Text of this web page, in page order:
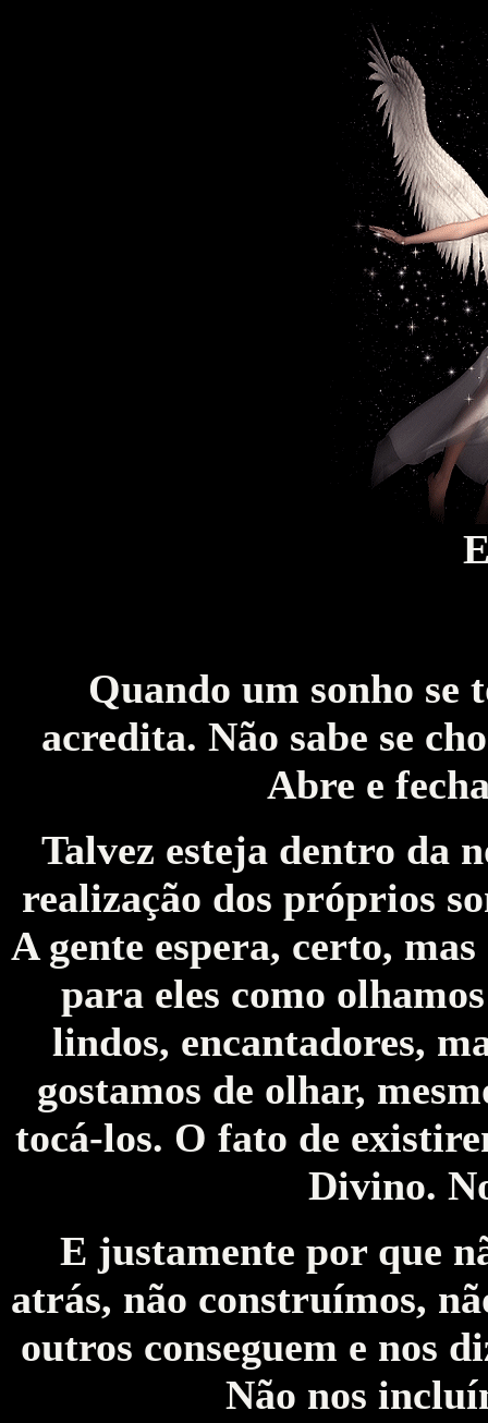
Quando um sonho se
acredita. Não sabe se
Abre e
Talvez esteja dentro da
realização dos próprios
A gente espera, certo,
para eles como
lindos, encantadores,
gostamos de olhar,
tocá-los. O fato de
Divino.
E justamente por que
atrás, não construímos,
outros conseguem e nos
Não nos